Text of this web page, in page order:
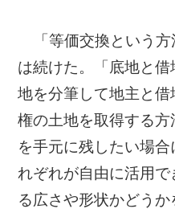
「等価交換という
は続けた。「底地と
地を分筆して地主と
権の土地を取得する
を手元に残したい場
れぞれが自由に活用
る広さや形状かどう